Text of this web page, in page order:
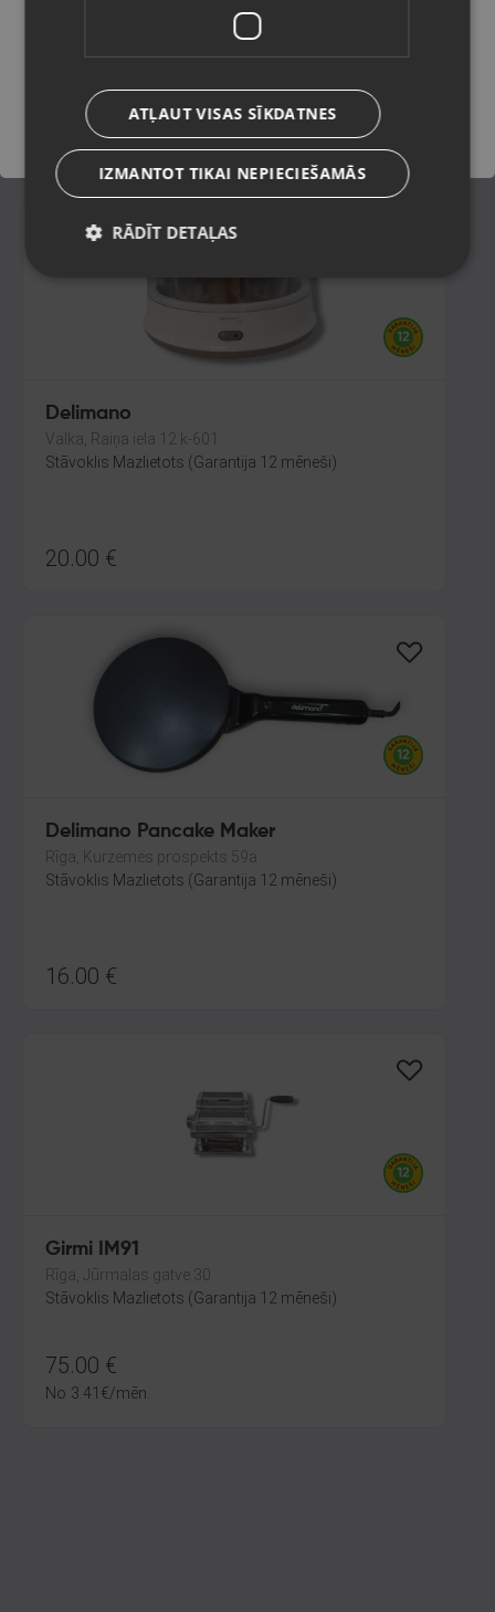
Stāvoklis Lietots (Garantija 6 mēneši)
20.00€
Delimano
Valka, Raiņa iela 12 k-601
Stāvoklis Mazlietots (Garantija 12 mēneši)
20.00 €
Delimano Pancake Maker
Rīga, Kurzemes prospekts 59a
Stāvoklis Mazlietots (Garantija 12 mēneši)
16.00 €
Girmi IM91
Rīga, Jūrmalas gatve 30
Stāvoklis Mazlietots (Garantija 12 mēneši)
75.00 €
No 3.41 €/mēn.
Saglabāt
ATĻAUT VISAS SĪKDATNES
IZMANTOT TIKAI NEPIECIEŠAMĀS
RĀDĪT DETAĻAS